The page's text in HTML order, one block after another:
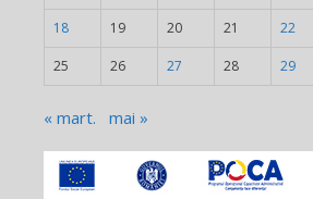
18 19 20 21 22
25 26 27 28 29
« mart. mai »